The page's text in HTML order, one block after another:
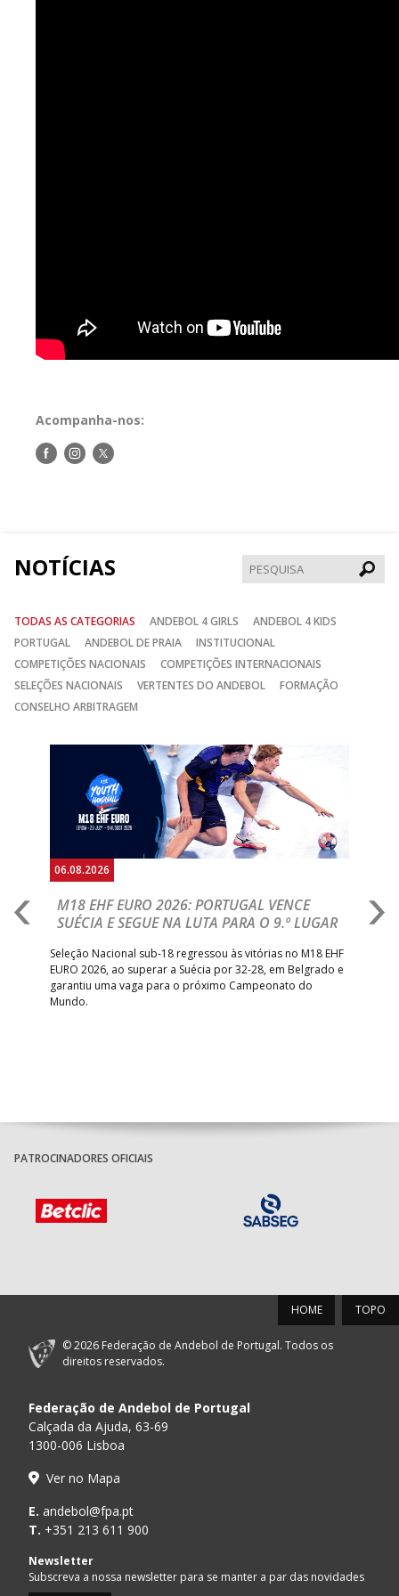
Acompanha-nos:
Siga-Siga-Siga-
NOTÍCIAS
TODAS AS CATEGORIAS ANDEBOL 4 GIRLS
ANDEBOL 4 KIDS
PORTUGAL
ANDEBOL DE PRAIA
INSTITUCIONAL
COMPETIÇÕES NACIONAIS
COMPETIÇÕES INTERNACIONAIS
SELEÇÕES NACIONAIS
VERTENTES DO ANDEBOL
FORMAÇÃO
CONSELHO ARBITRAGEM
06.08.2026
M18 EHF EURO 2026: PORTUGAL VENCE
SUÉCIA E SEGUE NA LUTA PARA O 9.º LUGAR
Seleção Nacional sub-18 regressou às vitórias no M18 EHF
EURO 2026, ao superar a Suécia por 32-28, em Belgrado e
garantiu uma vaga para o próximo Campeonato do
Mundo.
PATROCINADORES OFICIAIS
TOPO
HOME
© 2026 Federação de Andebol de Portugal. Todos os
direitos reservados.
Federação de Andebol de Portugal
Calçada da Ajuda, 63-69
1300-006 Lisboa
Ver no Mapa
E. andebol@fpa.pt
T. +351 213 611 900
Newsletter
Subscreva a nossa newsletter para se manter a par das novidades